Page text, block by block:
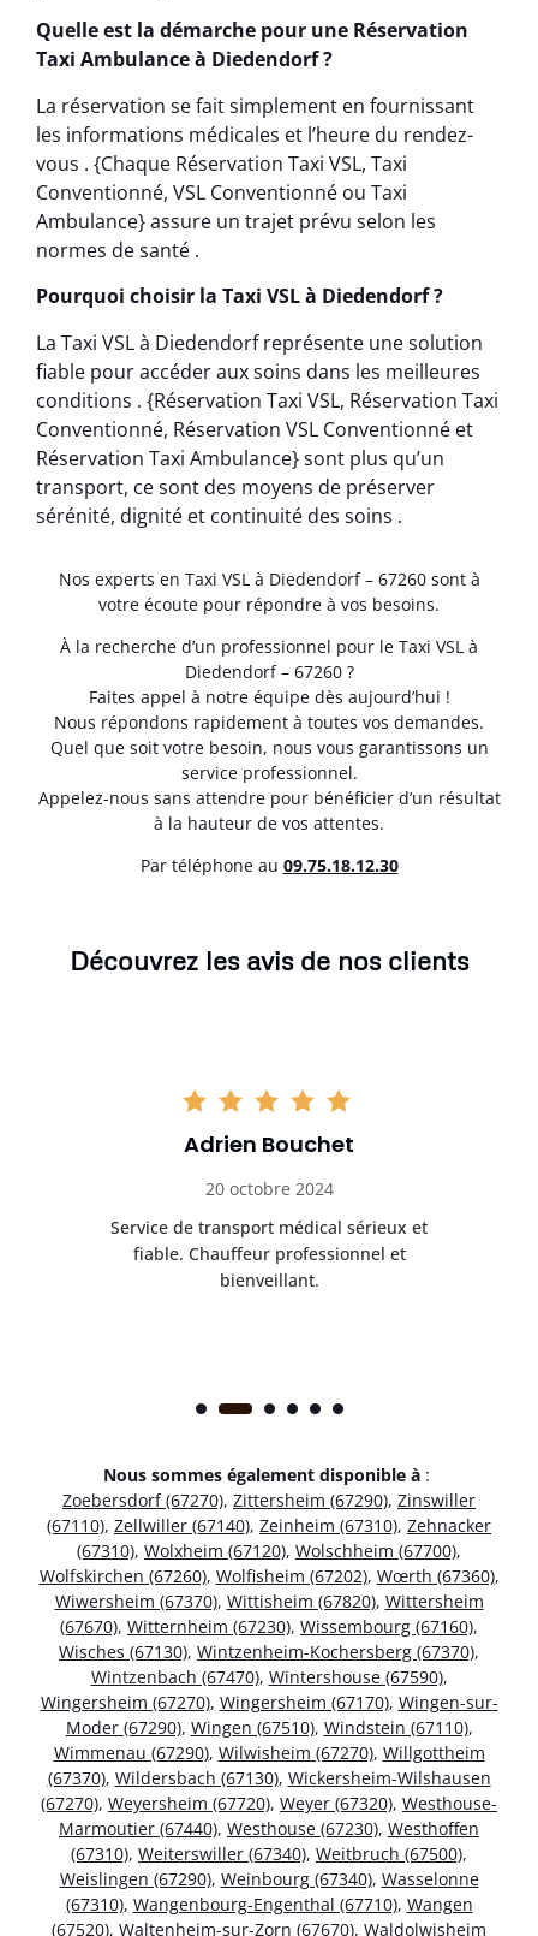
Quelle est la démarche pour une Réservation
Taxi Ambulance à Diedendorf ?
La réservation se fait simplement en fournissant
les informations médicales et l’heure du rendez-
vous . {Chaque Réservation Taxi VSL, Taxi
Conventionné, VSL Conventionné ou Taxi
Ambulance} assure un trajet prévu selon les
normes de santé .
Pourquoi choisir la Taxi VSL à Diedendorf ?
La Taxi VSL à Diedendorf représente une solution
fiable pour accéder aux soins dans les meilleures
conditions . {Réservation Taxi VSL, Réservation Taxi
Conventionné, Réservation VSL Conventionné et
Réservation Taxi Ambulance} sont plus qu’un
transport, ce sont des moyens de préserver
sérénité, dignité et continuité des soins .
Nos experts en Taxi VSL à Diedendorf – 67260 sont à
votre écoute pour répondre à vos besoins.
À la recherche d’un professionnel pour le Taxi VSL à
Diedendorf – 67260 ?
Faites appel à notre équipe dès aujourd’hui !
Nous répondons rapidement à toutes vos demandes.
Quel que soit votre besoin, nous vous garantissons un
service professionnel.
Appelez-nous sans attendre pour bénéficier d’un résultat
à la hauteur de vos attentes.
Par téléphone au 09.75.18.12.30
Découvrez les avis de nos clients
Adrien Bouchet
20 octobre 2024
Service de transport médical sérieux et
fiable. Chauffeur professionnel et
bienveillant.
Nous sommes également disponible à :
Zoebersdorf (67270), Zittersheim (67290), Zinswiller
(67110), Zellwiller (67140), Zeinheim (67310), Zehnacker
(67310), Wolxheim (67120), Wolschheim (67700),
Wolfskirchen (67260), Wolfisheim (67202), Wœrth (67360),
Wiwersheim (67370), Wittisheim (67820), Wittersheim
(67670), Witternheim (67230), Wissembourg (67160),
Wisches (67130), Wintzenheim-Kochersberg (67370),
Wintzenbach (67470), Wintershouse (67590),
Wingersheim (67270), Wingersheim (67170), Wingen-sur-
Moder (67290), Wingen (67510), Windstein (67110),
Wimmenau (67290), Wilwisheim (67270), Willgottheim
(67370), Wildersbach (67130), Wickersheim-Wilshausen
(67270), Weyersheim (67720), Weyer (67320), Westhouse-
Marmoutier (67440), Westhouse (67230), Westhoffen
(67310), Weiterswiller (67340), Weitbruch (67500),
Weislingen (67290), Weinbourg (67340), Wasselonne
(67310), Wangenbourg-Engenthal (67710), Wangen
(67520), Waltenheim-sur-Zorn (67670), Waldolwisheim